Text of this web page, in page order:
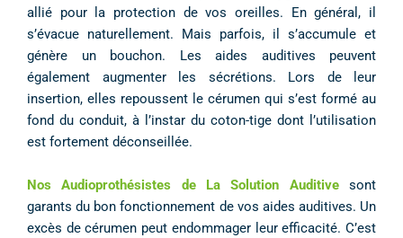
allié pour la protection de vos oreilles. En général, il
s’évacue naturellement. Mais parfois, il s’accumule et
génère un bouchon. Les aides auditives peuvent
également augmenter les sécrétions. Lors de leur
insertion, elles repoussent le cérumen qui s’est formé au
fond du conduit, à l’instar du coton-tige dont l’utilisation
est fortement déconseillée.
Nos Audioprothésistes de La Solution Auditivesont
garants du bon fonctionnement de vos aides auditives. Un
excès de cérumen peut endommager leur efficacité. C’est